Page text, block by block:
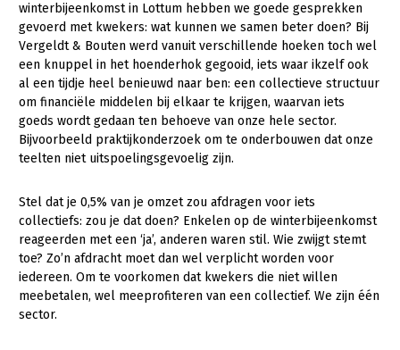
Contact
winterbijeenkomst in Lottum hebben we goede gesprekken
gevoerd met kwekers: wat kunnen we samen beter doen? Bij
Vergeldt & Bouten werd vanuit verschillende hoeken toch wel
een knuppel in het hoenderhok gegooid, iets waar ikzelf ook
al een tijdje heel benieuwd naar ben: een collectieve structuur
om financiële middelen bij elkaar te krijgen, waarvan iets
goeds wordt gedaan ten behoeve van onze hele sector.
Bijvoorbeeld praktijkonderzoek om te onderbouwen dat onze
teelten niet uitspoelingsgevoelig zijn.
Stel dat je 0,5% van je omzet zou afdragen voor iets
collectiefs: zou je dat doen? Enkelen op de winterbijeenkomst
reageerden met een ‘ja’, anderen waren stil. Wie zwijgt stemt
toe? Zo’n afdracht moet dan wel verplicht worden voor
iedereen. Om te voorkomen dat kwekers die niet willen
meebetalen, wel meeprofiteren van een collectief. We zijn één
sector.